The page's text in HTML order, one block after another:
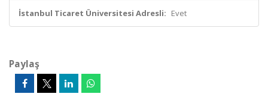
İstanbul Ticaret Üniversitesi Adresli: Evet
Paylaş